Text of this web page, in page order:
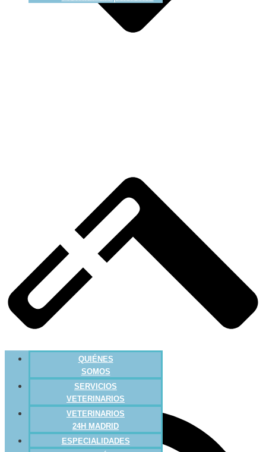
QUIÉNES
SOMOS
SERVICIOS
VETERINARIOS
VETERINARIOS
24H MADRID
ESPECIALIDADES